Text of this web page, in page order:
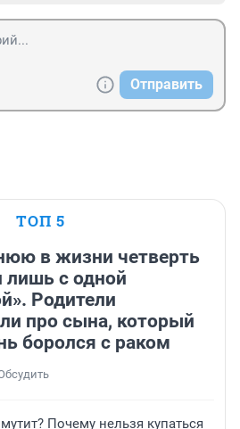
Отправить
ТОП 5
в жизни четверть
лишь с одной
Родители
про сына, который
боролся с раком
Почему нельзя купаться